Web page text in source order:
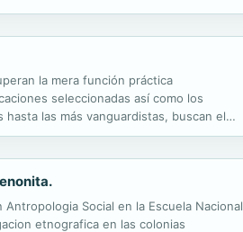
la mera función práctica
seleccionadas así como los
las más vanguardistas, buscan el
Social en la Escuela Nacional
etnografica en las colonias